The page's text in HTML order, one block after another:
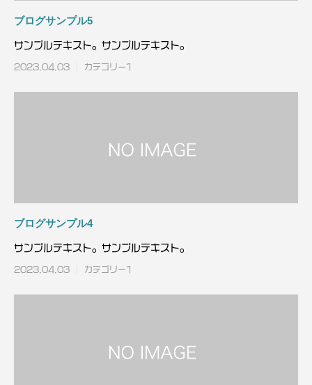
ブログサンプル5
サンプルテキスト。サンプルテキスト。
2023.04.03 カテゴリー1
ブログサンプル4
サンプルテキスト。サンプルテキスト。
2023.04.03 カテゴリー1